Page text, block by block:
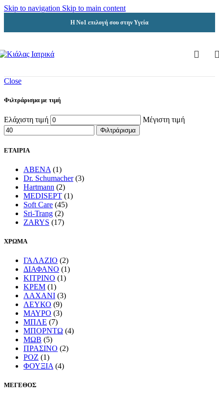
Skip to navigation Skip to main content
Η Νο1 επιλογή σου στην Υγεία
Close
Φιλτράρισμα με τιμή
Ελάχιστη τιμή Μέγιστη τιμή
Φιλτράρισμα
ΕΤΑΙΡΙΑ
ABENA (1)
Dr. Schumacher (3)
Hartmann (2)
MEDISEPT (1)
Soft Care (45)
Sri-Trang (2)
ZARYS (17)
ΧΡΩΜΑ
ΓΑΛΑΖΙΟ (2)
ΔΙΑΦΑΝΟ (1)
ΚΙΤΡΙΝΟ (1)
ΚΡΕΜ (1)
ΛΑΧΑΝΙ (3)
ΛΕΥΚΟ (9)
ΜΑΥΡΟ (3)
ΜΠΛΕ (7)
ΜΠΟΡΝΤΩ (4)
ΜΩΒ (5)
ΠΡΑΣΙΝΟ (2)
ΡΟΖ (1)
ΦΟΥΞΙΑ (4)
ΜΕΓΕΘΟΣ